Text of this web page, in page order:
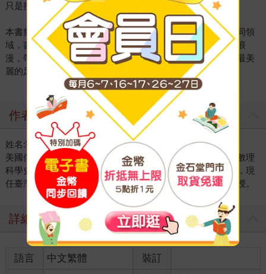
只是抽象知識，而是一段段可行走、可感受的旅程。
本書集結二十三篇文章，跨越藝術、建築、科學、社會等不同領
域，書寫一段橫跨古今、穿越文明的知識之旅。刻劃理性的浪
漫，帶領我們重新看見——數學，原來是理解世界最深邃也最美
麗的足跡。
作者
姓名:劉柏宏
美國俄勒岡州立大學數學教育博士，研究專長為數學教育、數理
科學史，曾任國立勤益科技大學通識教育中心終身特聘教授，現
任臺灣數學史教育學會理事長、國立臺灣師範大學數學系教授。
詳細資料
語言 中文繁體
裝訂